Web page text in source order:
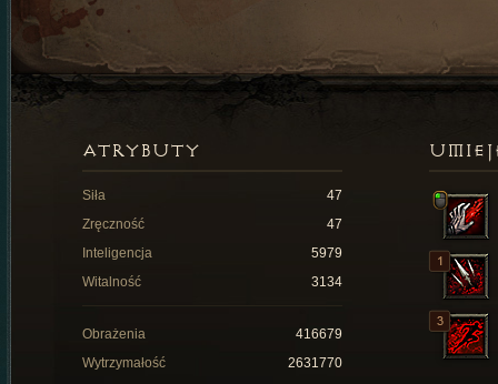
ATRYBUTY
Siła
47
Zręczność
47
Inteligencja
5979
Witalność
3134
Obrażenia
416679
Wytrzymałość
2631770